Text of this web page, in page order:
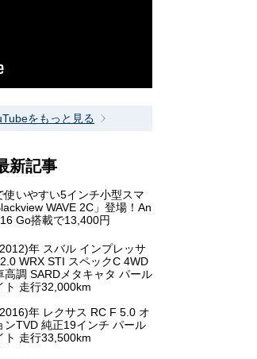
をもっと見る
新記事
使いやすい5インチ小型スマ
WAVE 2C」登場！An
Go搭載で13,400円
年 スバル インプレッサ
WRX STI スペックC 4WD
高調 SARDメタキャタ パール
ト 走行32,000km
年 レクサス RC F 5.0 オ
ンTVD 純正19インチ パール
ト 走行33,500km